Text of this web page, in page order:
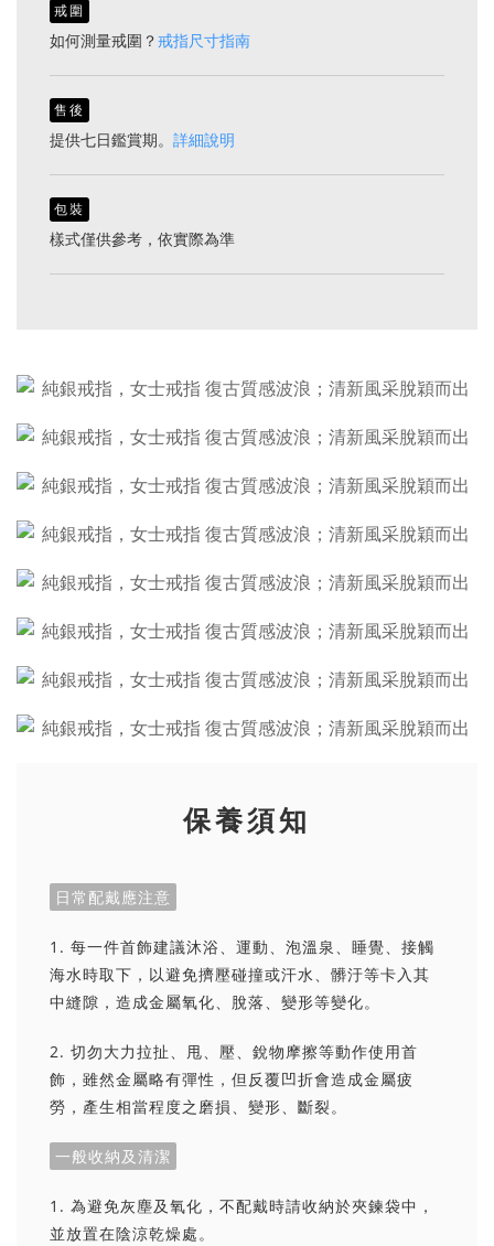
戒圍
如何測量戒圍？戒指尺寸指南
售後
提供七日鑑賞期。 詳細說明
包裝
樣式僅供參考，依實際為準
保養須知
日常配戴應注意
1. 每一件首飾建議沐浴、運動、泡溫泉、睡覺、接觸
海水時取下，以避免擠壓碰撞或汗水、髒汙等卡入其
中縫隙，造成金屬氧化、脫落、變形等變化。
2. 切勿大力拉扯、甩、壓、銳物摩擦等動作使用首
飾，雖然金屬略有彈性，但反覆凹折會造成金屬疲
勞，產生相當程度之磨損、變形、斷裂。
一般收納及清潔
1. 為避免灰塵及氧化，不配戴時請收納於夾鍊袋中，
並放置在陰涼乾燥處。